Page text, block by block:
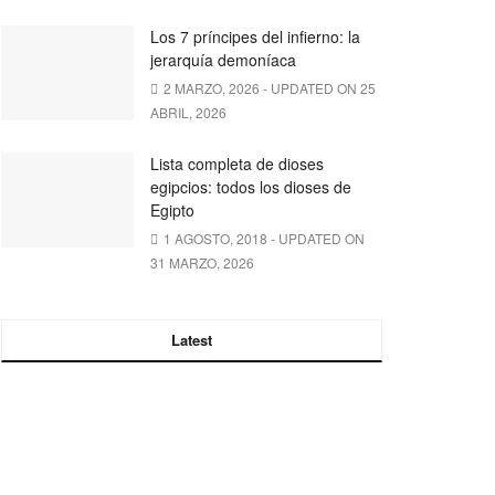
Los 7 príncipes del infierno: la
jerarquía demoníaca
2 MARZO, 2026 - UPDATED ON 25
ABRIL, 2026
Lista completa de dioses
egipcios: todos los dioses de
Egipto
1 AGOSTO, 2018 - UPDATED ON
31 MARZO, 2026
Latest